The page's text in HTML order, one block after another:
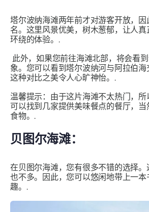
塔尔波纳海滩两年前才对游客开放，因
名。这里风景优美，树木葱郁，让人
环绕的体验。.
此外，如果您前往海滩北部，将会看
象。您可以看到塔尔波纳河与阿拉伯海
这种对比之美令人心旷神怡。.
温馨提示：由于这片海滩不太热门，
可以找到几家提供美味餐点的餐厅，
食物。.
贝图尔海滩：
在贝图尔海滩，您有很多不错的选择
也不多。因此，您可以悠闲地带上一
趣。.